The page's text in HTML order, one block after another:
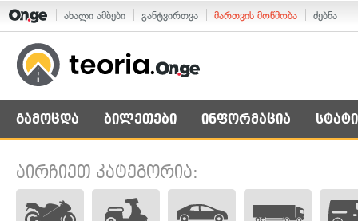
ახალი ამბები განტვირთვა მართვის მოწმობა ძებნა
გამოცდა ბილეთები ინფორმაცია
აირჩიეთ კატეგორია: